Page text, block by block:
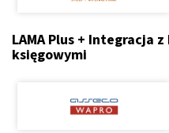
LAMA Plus + Integracja
księgowymi